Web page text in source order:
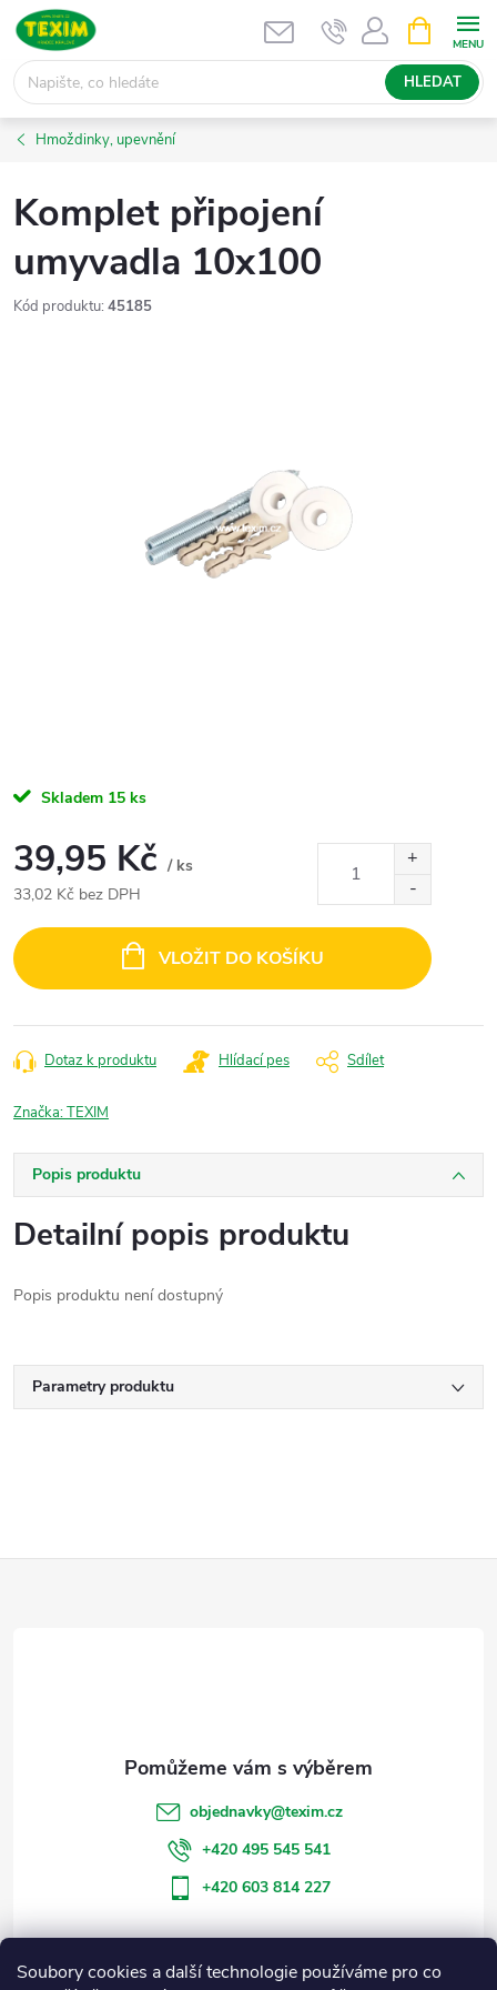
Soubory cookies a další technologie používáme pro co
Přejít
obsah
HLEDAT
NÁKUPNÍ
KOŠÍK
Hmoždinky, upevnění
Komplet připojení
umyvadla 10x100
Kód produktu: 45185
Skladem 15 ks
39,95 Kč / ks
33,02 Kč bez DPH
cena:
VLOŽIT DO KOŠÍKU
Dotaz k produktu Hlídací pes Sdílet
Značka:TEXIM
Popis produktu
Detailní popis produktu
Popis produktu není dostupný
Parametry produktu
objednavky@texim.cz
+420 495 545 541
+420 603 814 227